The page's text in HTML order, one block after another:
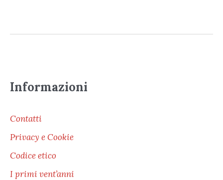
Informazioni
Contatti
Privacy e Cookie
Codice etico
I primi vent’anni